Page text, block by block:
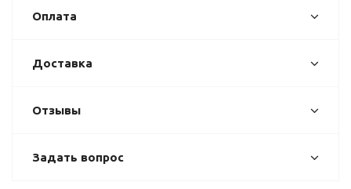
Оплата
Доставка
Отзывы
Задать вопрос